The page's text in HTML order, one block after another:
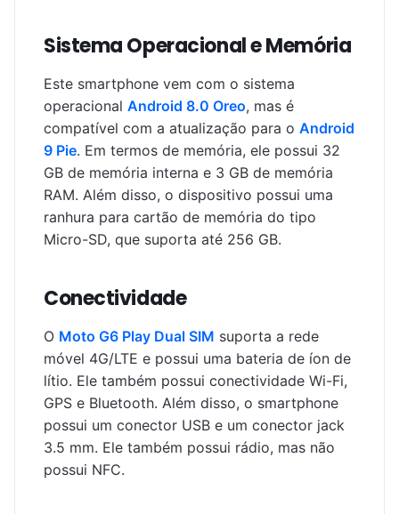
Sistema Operacional e Memória
Este smartphone vem com o sistema
operacional Android 8.0 Oreo, mas é
compatível com a atualização para o Android
9 Pie. Em termos de memória, ele possui 32
GB de memória interna e 3 GB de memória
RAM. Além disso, o dispositivo possui uma
ranhura para cartão de memória do tipo
Micro-SD, que suporta até 256 GB.
Conectividade
O Moto G6 Play Dual SIM suporta a rede
móvel 4G/LTE e possui uma bateria de íon de
lítio. Ele também possui conectividade Wi-Fi,
GPS e Bluetooth. Além disso, o smartphone
possui um conector USB e um conector jack
3.5 mm. Ele também possui rádio, mas não
possui NFC.